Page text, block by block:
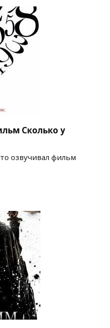
Сколько у
озвучивал фильм